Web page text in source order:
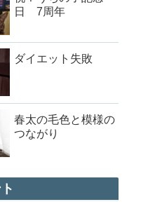
日 7周年
ダイエット失敗
春太の毛色と模様の
つながり